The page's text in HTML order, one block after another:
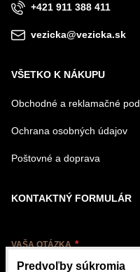
+421 911 388 411
vezicka@vezicka.sk
VŠETKO K NÁKUPU
Obchodné a reklamačné
Ochrana osobných údajov
Poštovné a doprava
KONTAKTNÝ FORMULÁR
VAŠA OTÁZKA
Predvoľby súkromia